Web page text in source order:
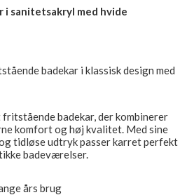
i sanitetsakryl med hvide
badekar i klassisk design med
badekar, der kombinerer
komfort og høj kvalitet. Med sine
tidløse udtryk passer karret perfekt
badeværelser.
års brug